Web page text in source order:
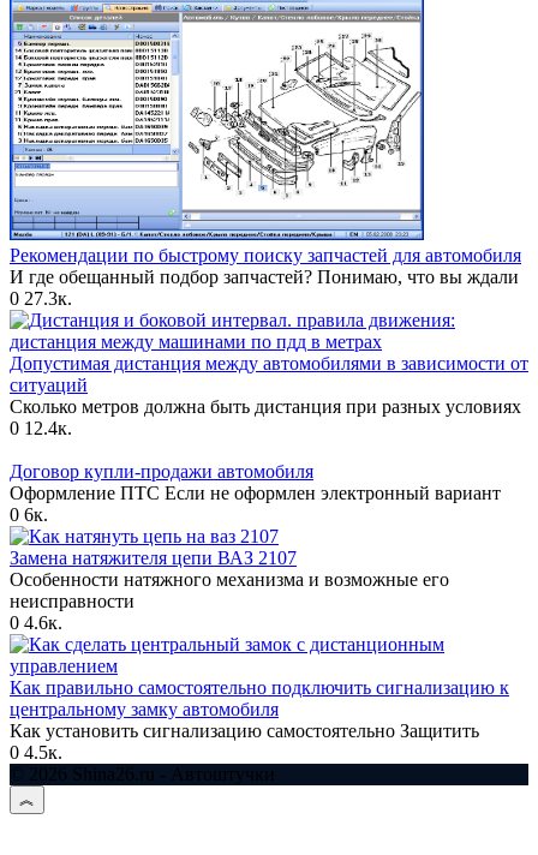
Рекомендации по быстрому поиску запчастей для автомобиля
И где обещанный подбор запчастей? Понимаю, что вы ждали
0 27.3к.
Допустимая дистанция между автомобилями в зависимости от
ситуаций
Сколько метров должна быть дистанция при разных условиях
0 12.4к.
Договор купли-продажи автомобиля
Оформление ПТС Если не оформлен электронный вариант
0 6к.
Замена натяжителя цепи ВАЗ 2107
Особенности натяжного механизма и возможные его
неисправности
0 4.6к.
Как правильно самостоятельно подключить сигнализацию к
центральному замку автомобиля
Как установить сигнализацию самостоятельно Защитить
0 4.5к.
© 2026 Shina26.ru - Автоштучки